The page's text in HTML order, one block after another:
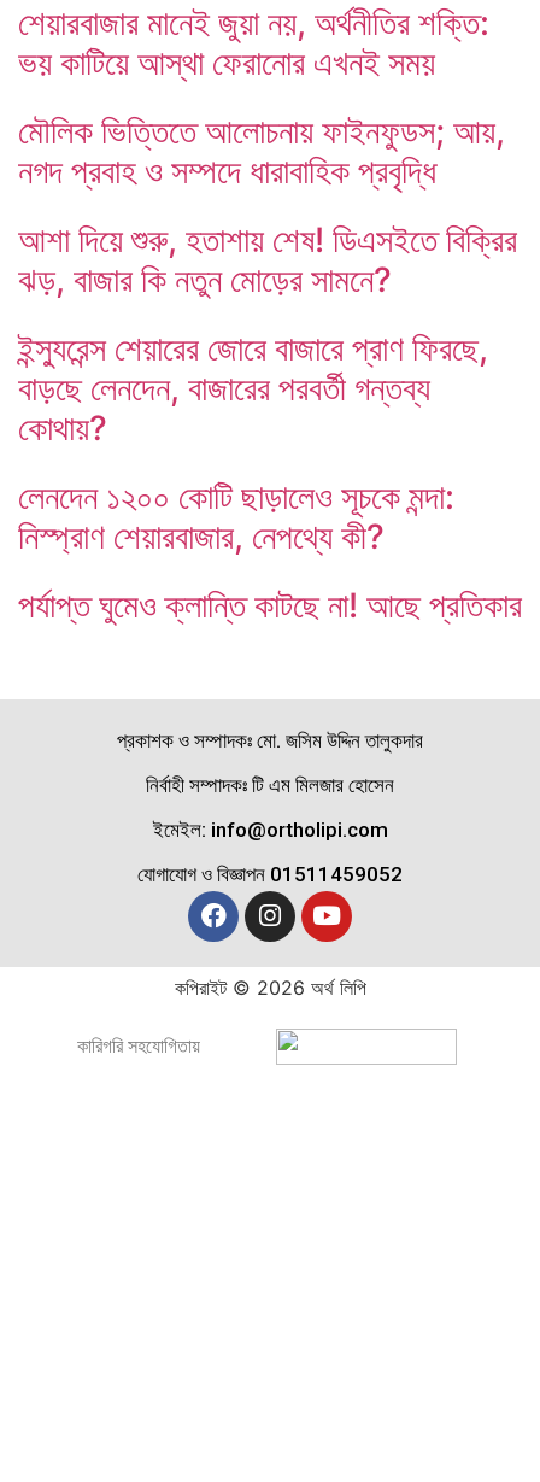
শেয়ারবাজার মানেই জুয়া নয়, অর্থনীতির শক্তি:
ভয় কাটিয়ে আস্থা ফেরানোর এখনই সময়
মৌলিক ভিত্তিতে আলোচনায় ফাইনফুডস; আয়,
নগদ প্রবাহ ও সম্পদে ধারাবাহিক প্রবৃদ্ধি
আশা দিয়ে শুরু, হতাশায় শেষ! ডিএসইতে বিক্রির
ঝড়, বাজার কি নতুন মোড়ের সামনে?
ইন্স্যুরেন্স শেয়ারের জোরে বাজারে প্রাণ ফিরছে,
বাড়ছে লেনদেন, বাজারের পরবর্তী গন্তব্য
কোথায়?
লেনদেন ১২০০ কোটি ছাড়ালেও সূচকে মন্দা:
নিস্প্রাণ শেয়ারবাজার, নেপথ্যে কী?
পর্যাপ্ত ঘুমেও ক্লান্তি কাটছে না! আছে প্রতিকার
প্রকাশক ও সম্পাদকঃ মো. জসিম উদ্দিন তালুকদার
নির্বাহী সম্পাদকঃ টি এম মিলজার হোসেন
ইমেইল: info@ortholipi.com
যোগাযোগ ও বিজ্ঞাপন 01511459052
কপিরাইট © 2026 অর্থ লিপি
কারিগরি সহযোগিতায়